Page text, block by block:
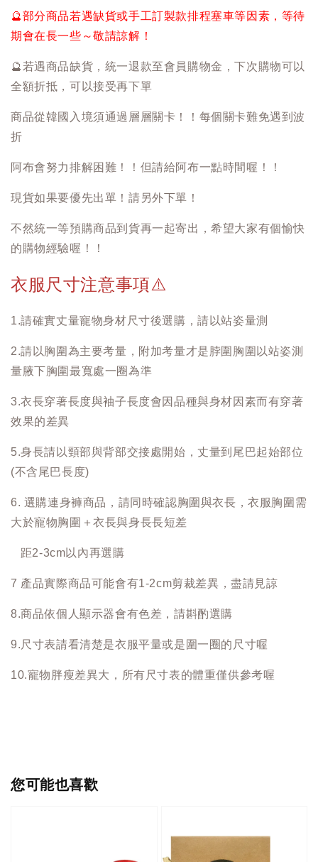
🔮部分商品若遇缺貨或手工訂製款排程塞車等因素，等待
期會在長一些～敬請諒解！
🔮 若遇商品缺貨，統一退款至會員購物金，下次購物可以
全額折抵，可以接受再下單
商品從韓國入境須通過層層關卡！！每個關卡難免遇到波
折
阿布會努力排解困難！！但請給阿布一點時間喔！！
現貨如果要優先出單！請另外下單！
不然統一等預購商品到貨再一起寄出，希望大家有個愉快
的購物經驗喔！！
衣服尺寸注意事項⚠️
1.請確實丈量寵物身材尺寸後選購，請以站姿量測
2.請以胸圍為主要考量，附加考量才是脖圍胸圍以站姿測
量腋下胸圍最寬處一圈為準
3.衣長穿著長度與袖子長度會因品種與身材因素而有穿著
效果的差異
5.身長請以頸部與背部交接處開始，丈量到尾巴起始部位
(不含尾巴長度)
6. 選購連身褲商品，請同時確認胸圍與衣長，衣服胸圍需
大於寵物胸圍＋衣長與身長長短差
距2-3cm以內再選購
7 產品實際商品可能會有1-2cm剪裁差異，盡請見諒
8.商品依個人顯示器會有色差，請斟酌選購
9.尺寸表請看清楚是衣服平量或是圍一圈的尺寸喔
10.寵物胖瘦差異大，所有尺寸表的體重僅供參考喔
您可能也喜歡